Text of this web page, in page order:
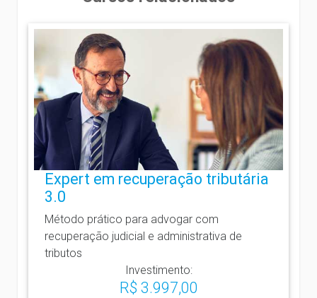
Expert em recuperação tributária
3.0
Método prático para advogar com
recuperação judicial e administrativa de
tributos
Investimento:
R$ 3.997,00